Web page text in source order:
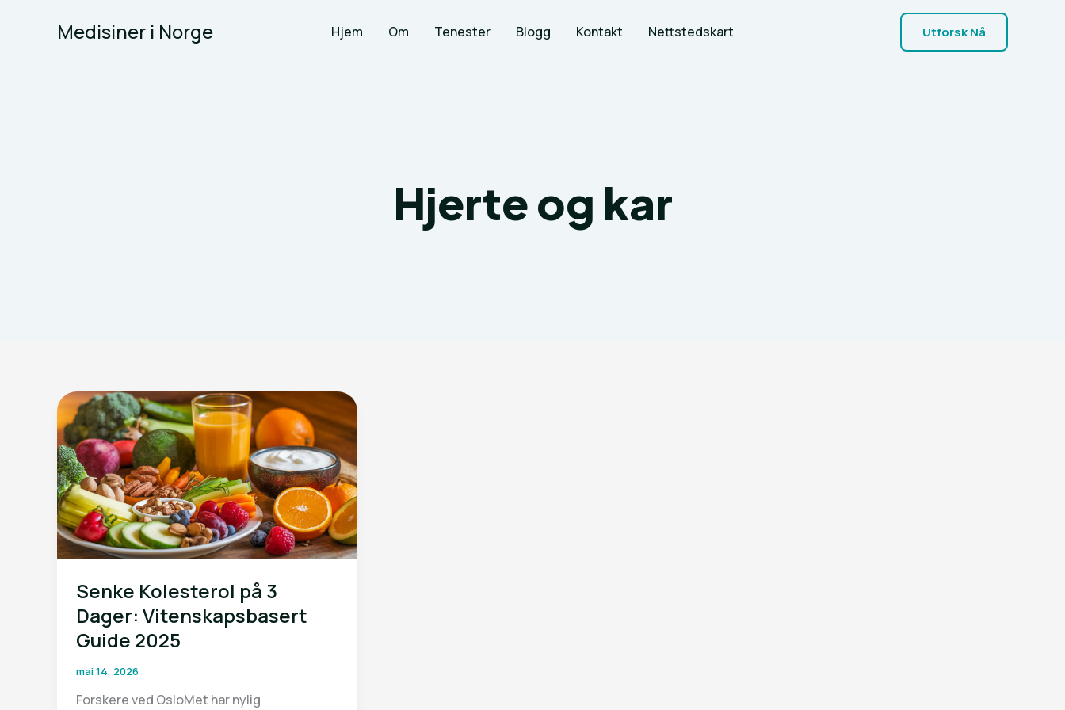
Medisiner i Norge Hjem Om Tenester Blogg Kontakt Nettstedskart Utforsk Nå
Hjerte og kar
Senke Kolesterol på 3
Dager: Vitenskapsbasert
Guide 2025
mai 14, 2026
Forskere ved OsloMet har nylig